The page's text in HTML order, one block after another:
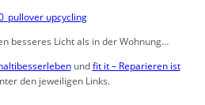
besseres Licht als in der Wohnung…
undfit it – Reparieren ist
den jeweiligen Links.